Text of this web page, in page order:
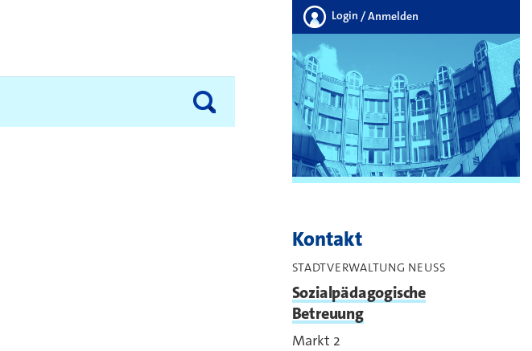
Login / Anmelden
Kontakt
STADTVERWALTUNG NEUSS
Sozialpädagogische
Betreuung
Markt 2